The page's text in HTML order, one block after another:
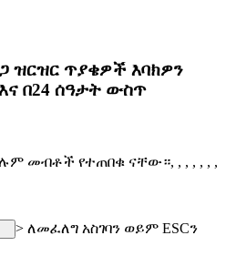
ዝርዝር ጥያቄዎች እባክዎን
በ24 ሰዓታት ውስጥ
መብቶች የተጠበቁ ናቸው።, , , , , , ,
> ለመፈለግ አስገባን ወይም ESCን